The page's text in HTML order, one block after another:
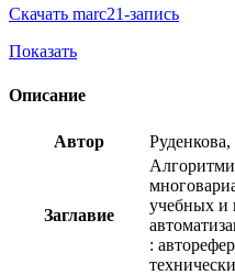
Скачать marc21-запись
Показать
Описание
Автор
Заглавие
учебных и
: